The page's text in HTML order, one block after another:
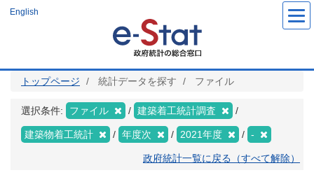
ツ
English
トップページ 統計データを探す ファイル
選択条件: ファイル 建築着工統計調査
建築物着工統計 年度次 2021年度 -
政府統計一覧に戻る（すべて解除）